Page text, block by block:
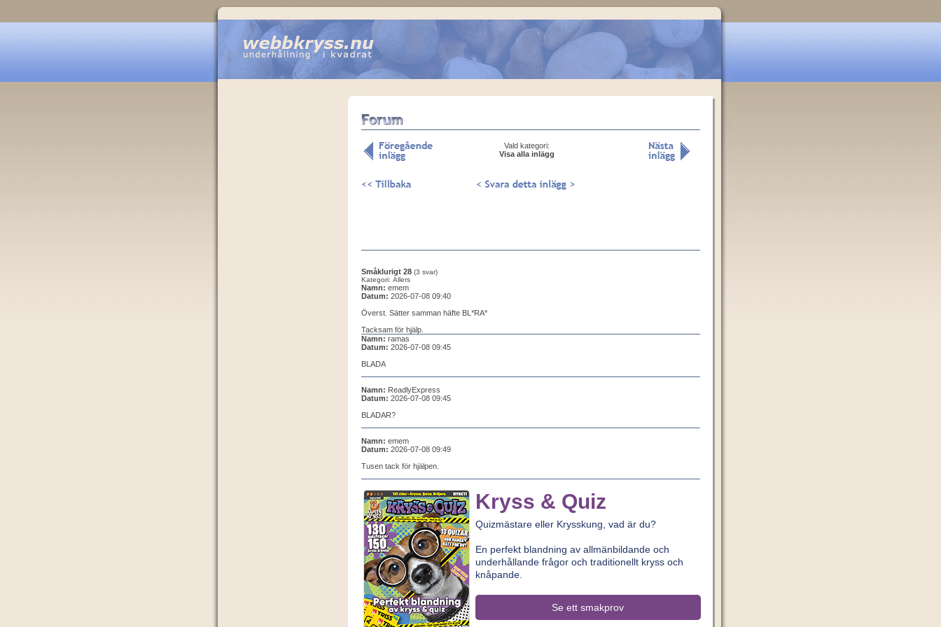
Vald kategori:
Visa alla inlägg
Småklurigt 28 (3 svar)
Kategori: Allers
Namn: emem
Datum: 2026-07-08 09:40
Överst. Sätter samman häfte BL*RA*
Tacksam för hjälp.
Namn: ramas
Datum: 2026-07-08 09:45
BLADA
Namn: ReadlyExpress
Datum: 2026-07-08 09:45
BLADAR?
Namn: emem
Datum: 2026-07-08 09:49
Tusen tack för hjälpen.
Kryss & Quiz
Quizmästare eller Krysskung, vad är du?
En perfekt blandning av allmänbildande och
underhållande frågor och traditionellt kryss och
knåpande.
Se ett smakprov